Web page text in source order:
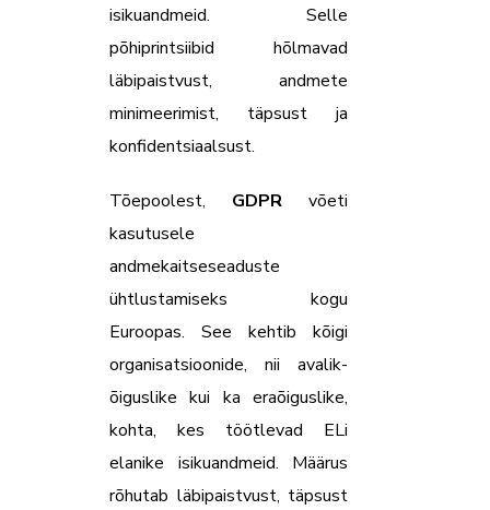
isikuandmeid. Selle
põhiprintsiibid hõlmavad
läbipaistvust, andmete
minimeerimist, täpsust ja
konfidentsiaalsust.
Tõepoolest, GDPR võeti
kasutusele
andmekaitseseaduste
ühtlustamiseks kogu
Euroopas. See kehtib kõigi
organisatsioonide, nii avalik-
õiguslike kui ka eraõiguslike,
kohta, kes töötlevad ELi
elanike isikuandmeid. Määrus
rõhutab läbipaistvust, täpsust